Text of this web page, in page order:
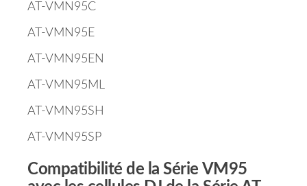
AT-VMN95C
AT-VMN95E
AT-VMN95EN
AT-VMN95ML
AT-VMN95SH
AT-VMN95SP
Compatibilité de la Série VM95